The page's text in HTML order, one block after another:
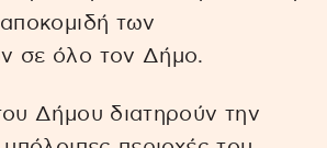
των
σε όλο τον Δήμο.
Δήμου διατηρούν την